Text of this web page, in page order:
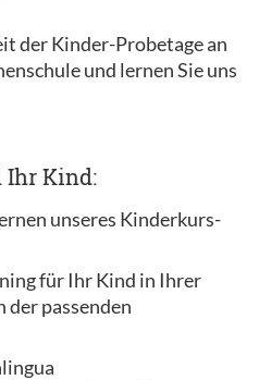
der Kinder-Probetage an
und lernen Sie uns
Ihr Kind:
unseres Kinderkurs-
für Ihr Kind in Ihrer
der passenden